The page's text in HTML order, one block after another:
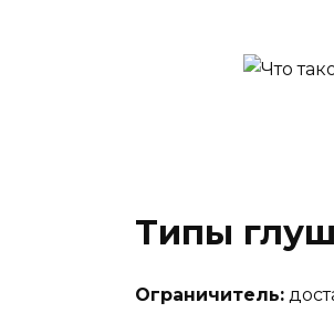
Типы
Ограничитель: